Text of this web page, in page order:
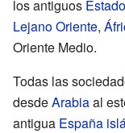
los antiguos
Lejano Oriente,
Oriente Medio.
Todas las
desdeArabiaal
antigua España